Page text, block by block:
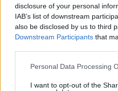
disclosure of your personal
IAB’s list of downstream
also be disclosed by us to third
Downstream Participants that
Please note that this website/
not limited to your visit or usage
Personal Data Processing
I want to opt-out of the